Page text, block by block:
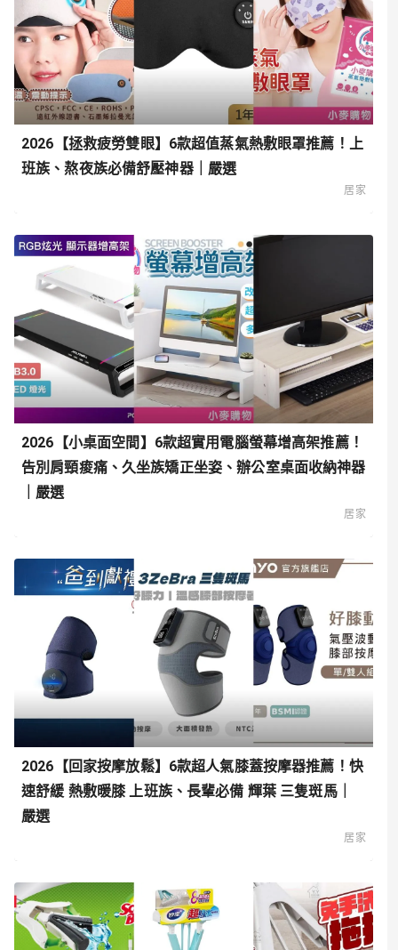
2026【拯救疲勞雙眼】6款超值蒸氣熱敷眼罩推薦！上
班族、熬夜族必備舒壓神器｜嚴選
居家
2026【小桌面空間】6款超實用電腦螢幕增高架推薦！
告別肩頸痠痛、久坐族矯正坐姿、辦公室桌面收納神器
｜嚴選
居家
2026【回家按摩放鬆】6款超人氣膝蓋按摩器推薦！快
速舒緩 熱敷暖膝 上班族、長輩必備 輝葉 三隻斑馬｜
嚴選
居家